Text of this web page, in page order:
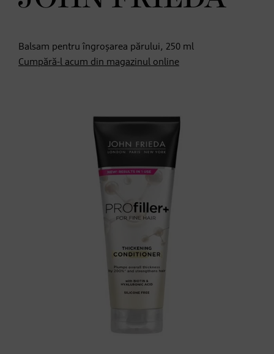
Balsam pentru îngroșarea părului, 250 ml
Cumpără-l acum din magazinul online